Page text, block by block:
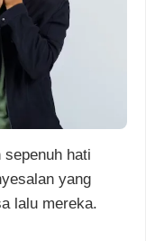
sepenuh hati
yang
lalu mereka.